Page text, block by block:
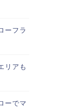
ーフラ
リアも
ーでマ